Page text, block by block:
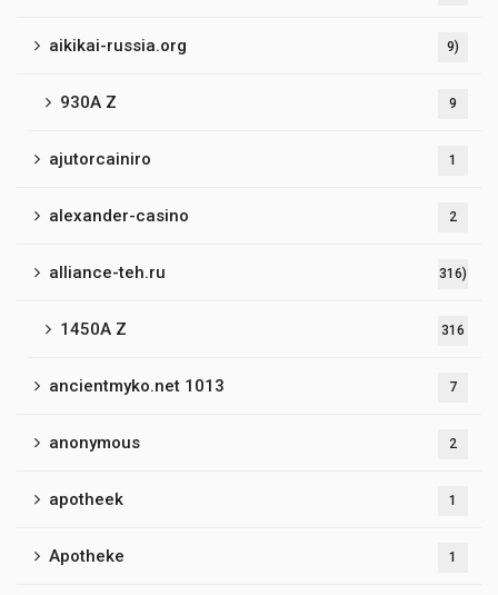
aikikai-russia.org 9)
930A Z 9
ajutorcainiro 1
alexander-casino 2
alliance-teh.ru 316)
1450A Z 316
ancientmyko.net 1013 7
anonymous 2
apotheek 1
Apotheke 1